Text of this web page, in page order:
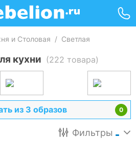
и Столовая / Светлая
кухни (222 товара)
0
из 3 образов
Фильтры